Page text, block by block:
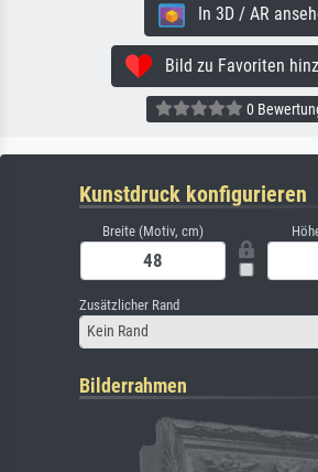
In 3D / AR
Bild zu Favoriten
0
Kunstdruck konfigurieren
Breite (Motiv, cm)
Zusätzlicher Rand
Kein Rand
Bilderrahmen